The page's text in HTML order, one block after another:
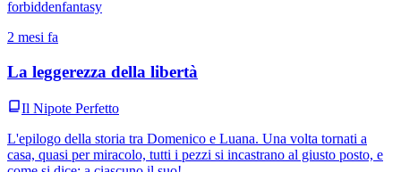
forbiddenfantasy
2 mesi fa
La leggerezza della libertà
Il Nipote Perfetto
L'epilogo della storia tra Domenico e Luana. Una volta tornati a
casa, quasi per miracolo, tutti i pezzi si incastrano al giusto posto, e